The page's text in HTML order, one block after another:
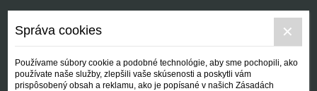
Správa cookies
Používame súbory cookie a podobné technológie, aby sme pochopili, ako
používate naše služby, zlepšili vaše skúsenosti a poskytli vám
prispôsobený obsah a reklamu, ako je popísané v našich Zásadách